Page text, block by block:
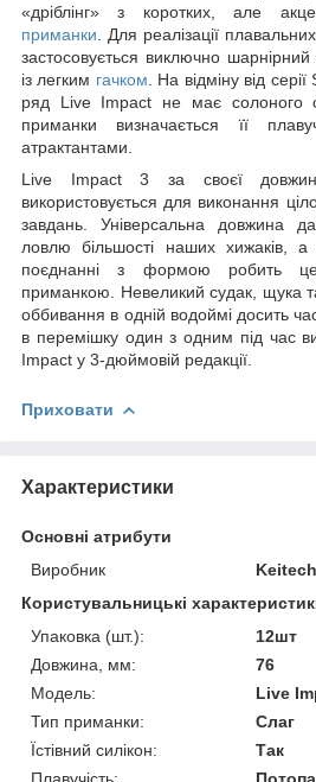
«дріблінг» з коротких, але
приманки . Для реалізації
застосовується виключно
із легким гачком . На відміну від
ряд Live Impact не має солоного
приманки визначається її
атрактантами.
Live Impact 3 за своєї
використовується для виконання
завдань. Універсальна довжина
ловлю більшості наших хижаків, а
поєднанні з формою робить
приманкою. Невеликий судак, щука
оббивання в одній водоймі досить
в перемішку один з одним під час
Impact у 3-дюймовій редакції.
Приховати
Характеристики
Основні атрибути
Виробник
Keitech
Користувальницькі
Упаковка (шт.):
12шт
Довжина, мм:
76
Модель:
Live
Тип приманки:
Слаг
Їстівний силікон:
Так
Плавучість: